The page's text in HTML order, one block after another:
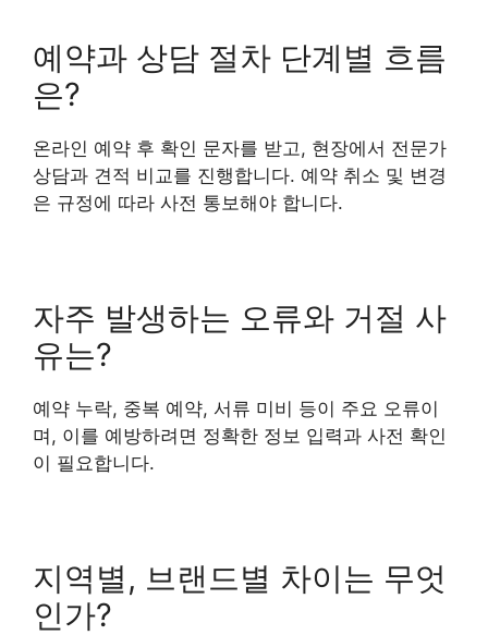
예약과 상담 절차 단계별 흐름
은?
온라인 예약 후 확인 문자를 받고, 현장에서 전문가
상담과 견적 비교를 진행합니다. 예약 취소 및 변경
은 규정에 따라 사전 통보해야 합니다.
자주 발생하는 오류와 거절 사
유는?
예약 누락, 중복 예약, 서류 미비 등이 주요 오류이
며, 이를 예방하려면 정확한 정보 입력과 사전 확인
이 필요합니다.
지역별, 브랜드별 차이는 무엇
인가?